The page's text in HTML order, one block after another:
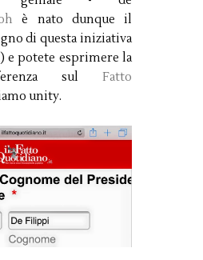
è nato dunque il
di questa iniziativa
) e potete esprimere la
sul Fatto
unity.